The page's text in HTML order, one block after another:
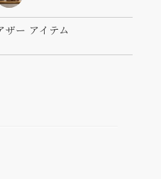
ザー アイテム